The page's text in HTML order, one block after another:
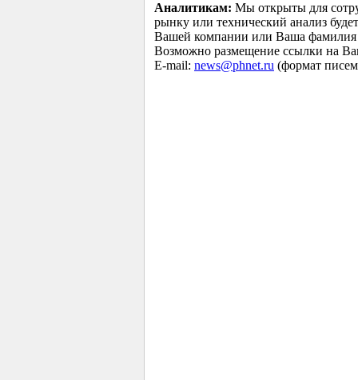
Аналитикам: Мы открыты для
рынку или технический анализ
Вашей компании или Ваша фамилия
Возможно размещение ссылки на
E-mail: news@phnet.ru (формат